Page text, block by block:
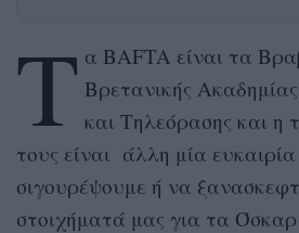
Τ α BΑFTA είναι τα
Βρετανικής
και Τηλεόρασης και η
τους είναι άλλη μία
σιγουρέψουμε ή να
στοιχήματά μας για τα